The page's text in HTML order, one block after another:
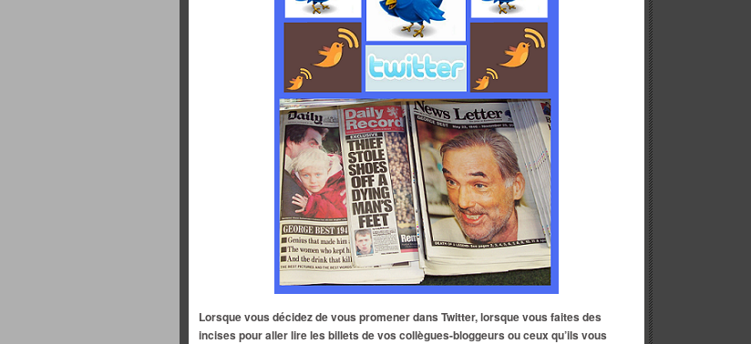
Lorsque vous décidez de vous promener dans Twitter, lorsque vous faites des
incises pour aller lire les billets de vos collègues-bloggeurs ou ceux qu’ils vous